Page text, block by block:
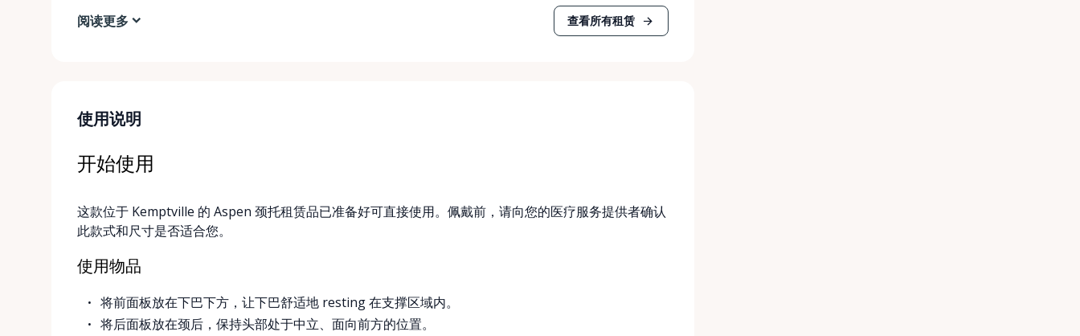
阅读更多 查看所有租赁
使用说明
开始使用
这款位于 Kemptville 的 Aspen 颈托租赁品已准备好可直接使用。佩戴前，请向您的医疗服务提供者确认
此款式和尺寸是否适合您。
使用物品
将前面板放在下巴下方，让下巴舒适地 resting 在支撑区域内。
将后面板放在颈后，保持头部处于中立、面向前方的位置。